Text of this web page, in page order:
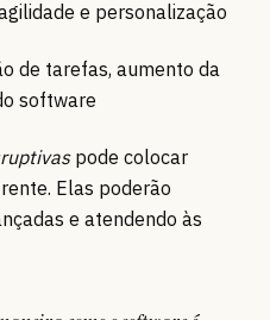
e personalização
de tarefas, aumento da
software
pode colocar
Elas poderão
e atendendo às